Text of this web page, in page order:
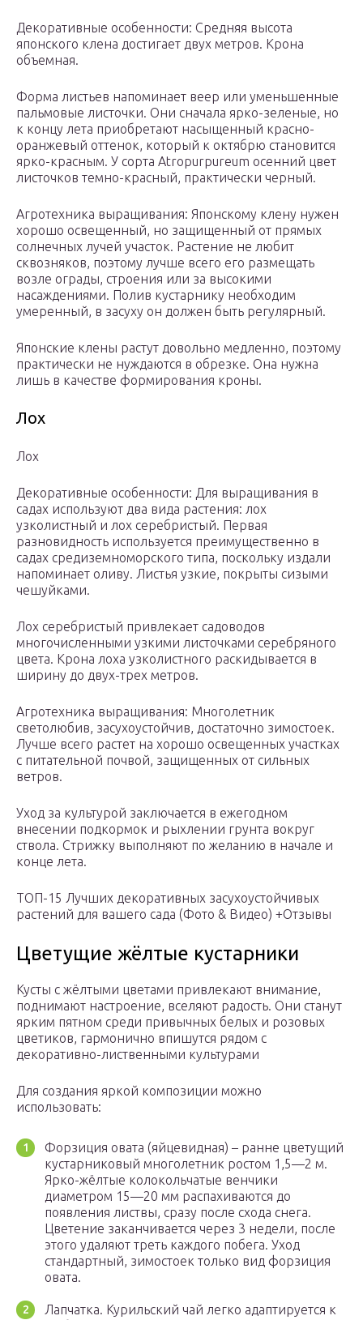
Декоративные особенности: Средняя высота
японского клена достигает двух метров. Крона
объемная.
Форма листьев напоминает веер или уменьшенные
пальмовые листочки. Они сначала ярко-зеленые, но
к концу лета приобретают насыщенный красно-
оранжевый оттенок, который к октябрю становится
ярко-красным. У сорта Atropurpureum осенний цвет
листочков темно-красный, практически черный.
Агротехника выращивания: Японскому клену нужен
хорошо освещенный, но защищенный от прямых
солнечных лучей участок. Растение не любит
сквозняков, поэтому лучше всего его размещать
возле ограды, строения или за высокими
насаждениями. Полив кустарнику необходим
умеренный, в засуху он должен быть регулярный.
Японские клены растут довольно медленно, поэтому
практически не нуждаются в обрезке. Она нужна
лишь в качестве формирования кроны.
Лох
Лох
Декоративные особенности: Для выращивания в
садах используют два вида растения: лох
узколистный и лох серебристый. Первая
разновидность используется преимущественно в
садах средиземноморского типа, поскольку издали
напоминает оливу. Листья узкие, покрыты сизыми
чешуйками.
Лох серебристый привлекает садоводов
многочисленными узкими листочками серебряного
цвета. Крона лоха узколистного раскидывается в
ширину до двух-трех метров.
Агротехника выращивания: Многолетник
светолюбив, засухоустойчив, достаточно зимостоек.
Лучше всего растет на хорошо освещенных участках
с питательной почвой, защищенных от сильных
ветров.
Уход за культурой заключается в ежегодном
внесении подкормок и рыхлении грунта вокруг
ствола. Стрижку выполняют по желанию в начале и
конце лета.
ТОП-15 Лучших декоративных засухоустойчивых
растений для вашего сада (Фото & Видео) +Отзывы
Цветущие жёлтые кустарники
Кусты с жёлтыми цветами привлекают внимание,
поднимают настроение, вселяют радость. Они станут
ярким пятном среди привычных белых и розовых
цветиков, гармонично впишутся рядом с
декоративно-лиственными культурами
Для создания яркой композиции можно
использовать:
Форзиция овата (яйцевидная) – ранне цветущий
кустарниковый многолетник ростом 1,5—2 м.
Ярко-жёлтые колокольчатые венчики
диаметром 15—20 мм распахиваются до
появления листвы, сразу после схода снега.
Цветение заканчивается через 3 недели, после
этого удаляют треть каждого побега. Уход
стандартный, зимостоек только вид форзиция
овата.
Лапчатка. Курильский чай легко адаптируется к